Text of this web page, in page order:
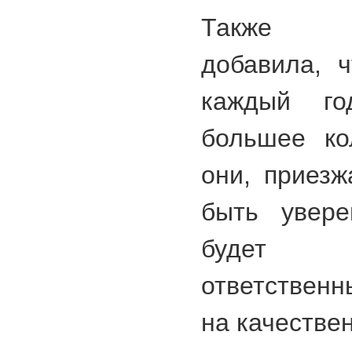
Также
добавила,
каждый
большее
они,
быть
будет
на